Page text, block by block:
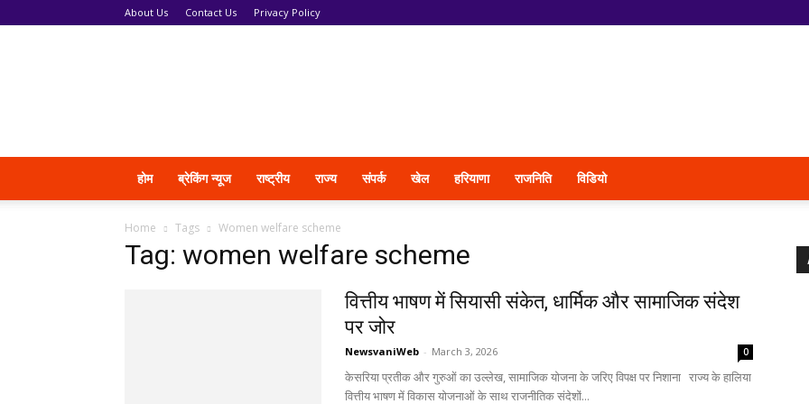
About Us Contact Us Privacy Policy
होम ब्रेकिंग न्यूज राष्ट्रीय राज्य संपर्क खेल हरियाणा राजनिति विडियो
Home Tags Women welfare scheme
Tag: women welfare scheme
वित्तीय भाषण में सियासी संकेत, धार्मिक और सामाजिक संदेश
पर जोर
NewsvaniWeb - March 3, 2026 0
केसरिया प्रतीक और गुरुओं का उल्लेख, सामाजिक योजना के जरिए विपक्ष पर निशाना राज्य के हालिया
वित्तीय भाषण में विकास योजनाओं के साथ राजनीतिक संदेशों...